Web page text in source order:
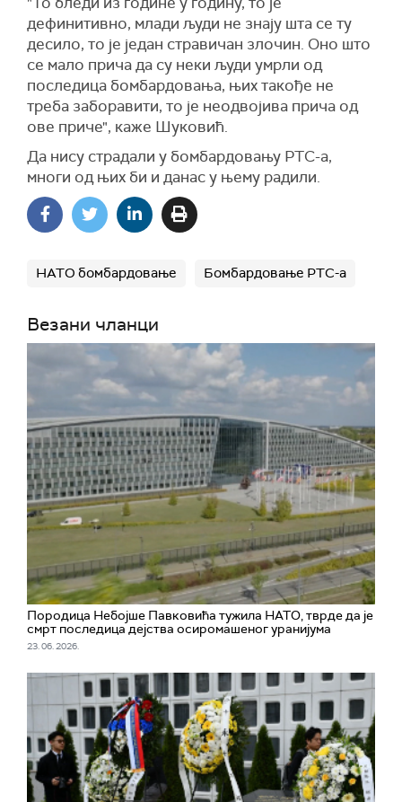
дефинитивно, млади људи не знају шта се ту
десило, то је један стравичан злочин. Оно што
се мало прича да су неки људи умрли од
последица бомбардовања, њих такође не
треба заборавити, то је неодвојива прича од
ове приче", каже Шуковић.
Да нису страдали у бомбардовању РТС-а,
многи од њих би и данас у њему радили.
НАТО бомбардовање Бомбардовање РТС-а
Везани чланци
Породица Небојше Павковића тужила НАТО, тврде да је
смрт последица дејства осиромашеног уранијума
23. 06. 2026.